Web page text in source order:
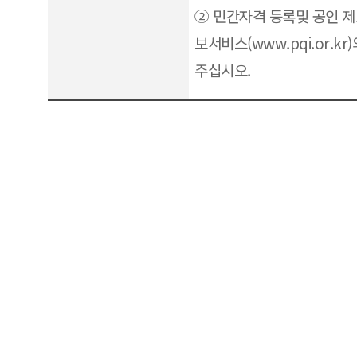
② 민간자격 등록및 공인
보서비스(www.pqi.or.kr)
주십시오.